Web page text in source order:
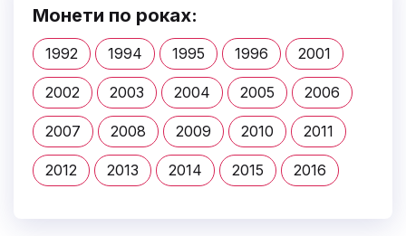
Монети по роках:
1992 1994 1995 1996 2001
2002 2003 2004 2005 2006
2007 2008 2009 2010 2011
2012 2013 2014 2015 2016